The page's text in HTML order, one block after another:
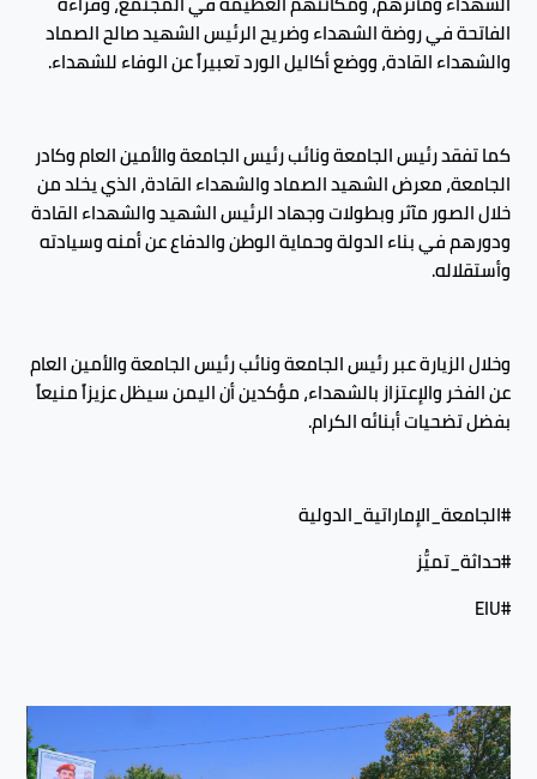
الفاتحة في روضة الشهداء وضريح الرئيس الشهيد صالح الصماد
والشهداء القادة، ووضع أكاليل الورد تعبيراً عن الوفاء للشهداء.
كما تفقد رئيس الجامعة ونائب رئيس الجامعة والأمين العام وكادر
الجامعة، معرض الشهيد الصماد والشهداء القادة، الذي يخلد من
خلال الصور مآثر وبطولات وجهاد الرئيس الشهيد والشهداء القادة
ودورهم في بناء الدولة وحماية الوطن والدفاع عن أمنه وسيادته
وأستقلاله.
وخلال الزيارة عبر رئيس الجامعة ونائب رئيس الجامعة والأمين العام
عن الفخر والإعتزاز بالشهداء، مؤكدين أن اليمن سيظل عزيزاً منيعاً
بفضل تضحيات أبنائه الكرام.
#الجامعة_الإماراتية_الدولية
#حداثة_تميُّز
#EIU